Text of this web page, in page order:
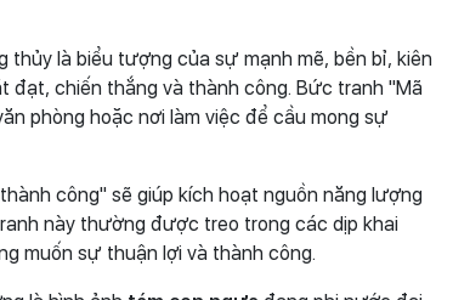
thủy là biểu tượng của sự mạnh mẽ, bền bỉ, kiên
chiến thắng và thành công. Bức tranh "Mã
phòng hoặc nơi làm việc để cầu mong sự
công" sẽ giúp kích hoạt nguồn năng lượng
này thường được treo trong các dịp khai
muốn sự thuận lợi và thành công.